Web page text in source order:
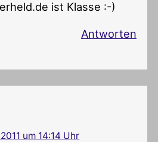
ist Klasse :-)
Antworten
um 14:14 Uhr